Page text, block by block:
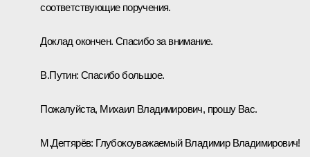
соответствующие поручения.
Доклад окончен. Спасибо за внимание.
В.Путин: Спасибо большое.
Пожалуйста, Михаил Владимирович, прошу Вас.
М.Дегтярёв: Глубокоуважаемый Владимир Владимирович!